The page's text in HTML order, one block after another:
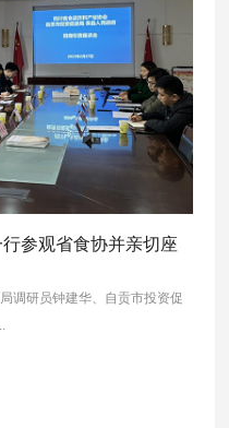
参观省食协并亲切座
调研员钟建华、自贡市投资促